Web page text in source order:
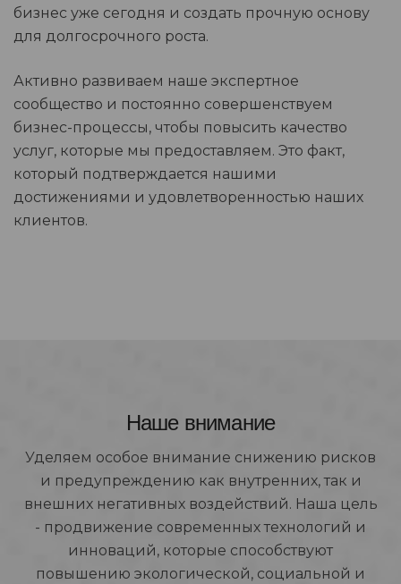
бизнес уже сегодня и создать прочную основу
для долгосрочного роста.
Активно развиваем наше экспертное
сообщество и постоянно совершенствуем
бизнес-процессы, чтобы повысить качество
услуг, которые мы предоставляем. Это факт,
который подтверждается нашими
достижениями и удовлетворенностью наших
клиентов.
Наше внимание
Уделяем особое внимание снижению рисков
и предупреждению как внутренних, так и
внешних негативных воздействий. Наша цель
- продвижение современных технологий и
инноваций, которые способствуют
повышению экологической, социальной и